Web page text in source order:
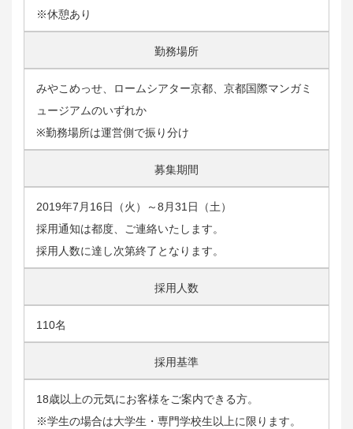
※休憩あり
勤務場所
みやこめっせ、ロームシアター京都、京都国際マンガミ
ュージアムのいずれか
※勤務場所は運営側で振り分け
募集期間
2019年7月16日（火）～8月31日（土）
採用通知は都度、ご連絡いたします。
採用人数に達し次第終了となります。
採用人数
110名
採用基準
18歳以上の元気にお客様をご案内できる方。
※学生の場合は大学生・専門学校生以上に限ります。